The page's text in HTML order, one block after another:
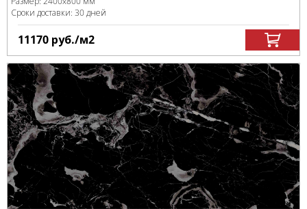
Сроки доставки: 30 дней
11170 руб./м2